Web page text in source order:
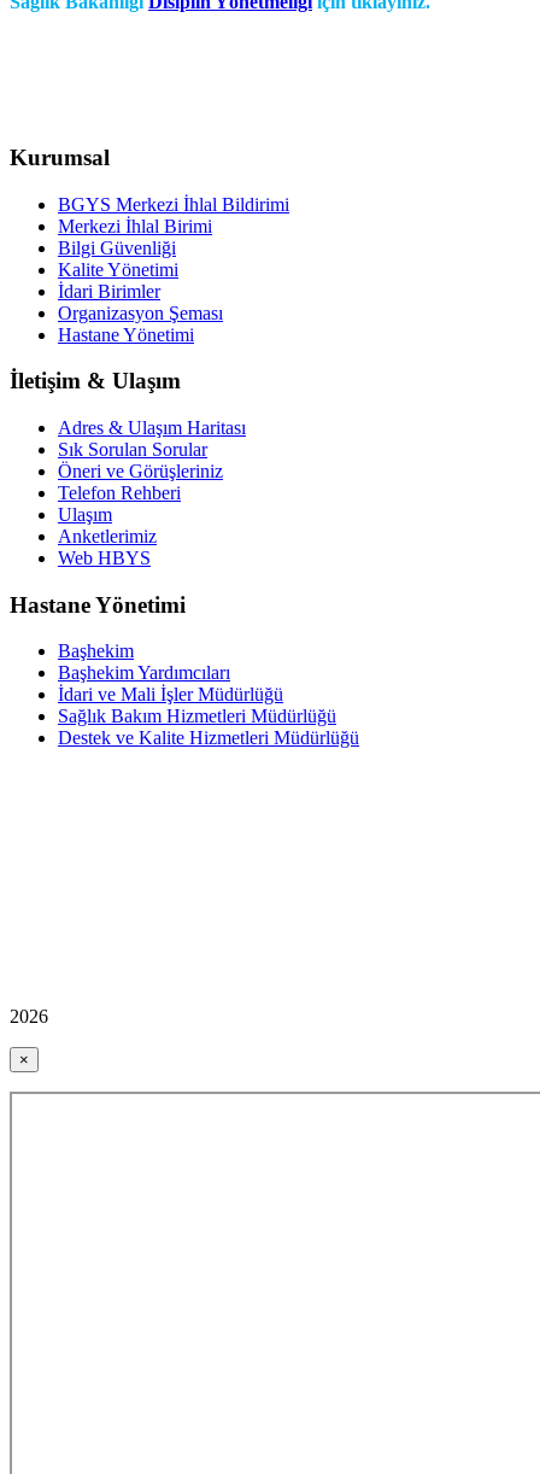
Kurumsal
BGYS Merkezi İhlal Bildirimi
Merkezi İhlal Birimi
Bilgi Güvenliği
Kalite Yönetimi
İdari Birimler
Organizasyon Şeması
Hastane Yönetimi
İletişim & Ulaşım
Adres & Ulaşım Haritası
Sık Sorulan Sorular
Öneri ve Görüşleriniz
Telefon Rehberi
Ulaşım
Anketlerimiz
Web HBYS
Hastane Yönetimi
Başhekim
Başhekim Yardımcıları
İdari ve Mali İşler Müdürlüğü
Sağlık Bakım Hizmetleri Müdürlüğü
Destek ve Kalite Hizmetleri Müdürlüğü
2026
×